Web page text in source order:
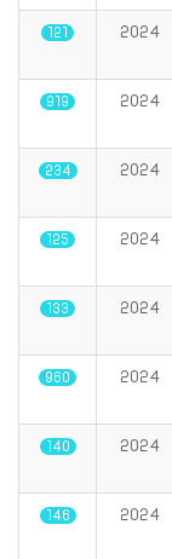
2024
121
2024
919
2024
234
2024
125
2024
133
2024
960
2024
140
2024
146